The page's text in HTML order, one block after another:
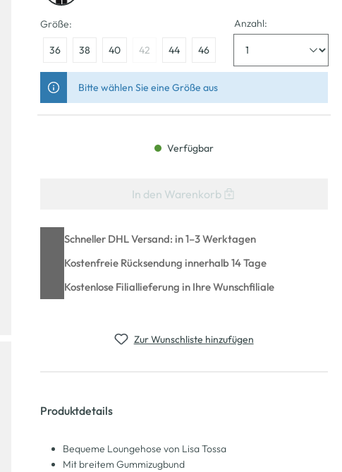
Größe:
36 38 40 42 44 46
Anzahl:
Bitte wählen Sie eine Größe aus
Verfügbar
In den Warenkorb
Schneller DHL Versand: in 1–3 Werktagen
Kostenfreie Rücksendung innerhalb 14 Tage
Kostenlose Filiallieferung in Ihre Wunschfiliale
Zur Wunschliste hinzufügen
Produktdetails
Bequeme Loungehose von Lisa Tossa
Mit breitem Gummizugbund